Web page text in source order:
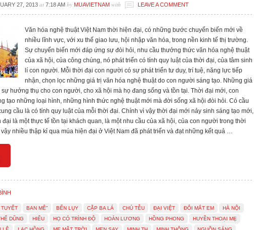
27, 2013 at 7:18 AM by MUAVIETNAM with LEAVE A COMMENT
Văn hóa nghệ thuật Việt Nam thời hiện đại, có những bước chuyển biến mới về
nhiều lĩnh vực, với xu thế giao lưu, hội nhập văn hóa, trong nền kinh tế thị trường.
Sự chuyển biến mới đáp ứng sự đòi hỏi, nhu cầu thưởng thức văn hóa nghệ thuật
của xã hội, của công chúng, nó phát triển có tính quy luật của thời đại, của tâm sinh
lí con người. Mỗi thời đại con người có sự phát triển tư duy, trí tuệ, năng lực tiếp
nhận, chọn lọc những giá trị văn hóa nghệ thuật do con người sáng tạo. Những giá
sự hưởng thụ cho con người, cho xã hội mà họ đang sống và tồn tại. Thời đại mới, con
tạo những loại hình, những hình thức nghệ thuật mới mà đời sống xã hội đòi hỏi. Có cầu
cầu là có tính quy luật của mỗi thời đại. Chính vì vậy thời đại mới nảy sinh sáng tạo mới,
đại là một thực tế tồn tại khách quan, là một nhu cầu của xã hội, của con người trong thời
nhiều thập kỉ qua múa hiện đại ở Việt Nam đã phát triển và đạt những kết quả …
TUYẾT BAN MÊ” BẾN LỤY CẶP BA LÁ CHÚ TỄU ĐẠI VIỆT ĐÔI MẮT EM
HÀ NỘI
DŨNG
HIỂU HỌ CÓ TRÌNH ĐỘ HOÀN LƯƠNG HỒNG PHONG
HUYỀN THOẠI MẸ